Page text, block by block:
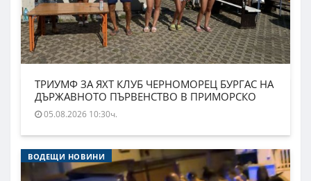
ТРИУМФ ЗА ЯХТ КЛУБ ЧЕРНОМОРЕЦ БУРГАС НА
ДЪРЖАВНОТО ПЪРВЕНСТВО В ПРИМОРСКО
05.08.2026 10:30ч.
ВОДЕЩИ НОВИНИ